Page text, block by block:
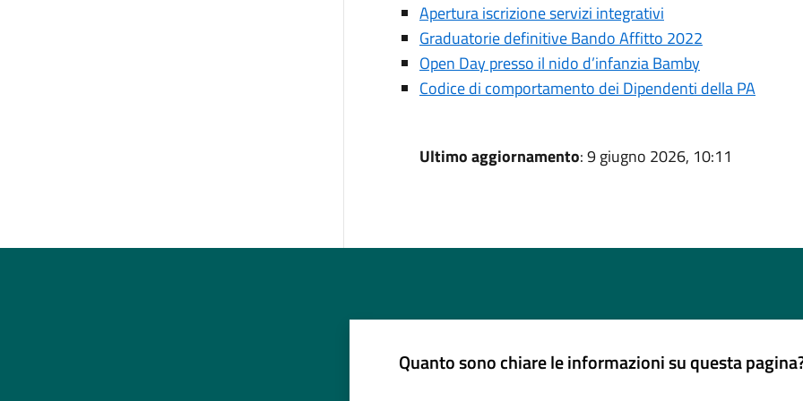
Apertura iscrizione servizi integrativi
Graduatorie definitive Bando Affitto 2022
Open Day presso il nido d’infanzia Bamby
Codice di comportamento dei Dipendenti della PA
Ultimo aggiornamento: 9 giugno 2026, 10:11
Quanto sono chiare le informazioni su questa